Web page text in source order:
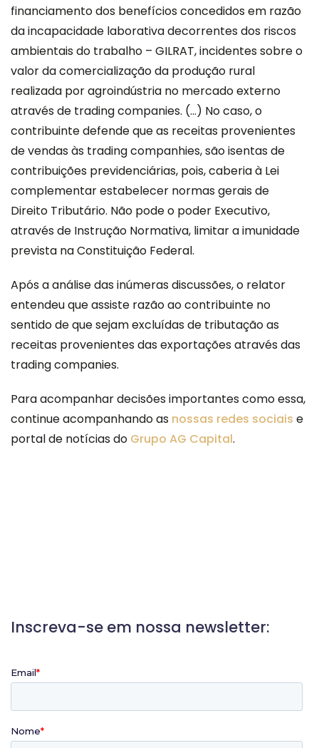
financiamento dos benefícios concedidos em razão
da incapacidade laborativa decorrentes dos riscos
ambientais do trabalho – GILRAT, incidentes sobre o
valor da comercialização da produção rural
realizada por agroindústria no mercado externo
através de trading companies. (...) No caso, o
contribuinte defende que as receitas provenientes
de vendas às trading companhies, são isentas de
contribuições previdenciárias, pois, caberia à Lei
complementar estabelecer normas gerais de
Direito Tributário. Não pode o poder Executivo,
através de Instrução Normativa, limitar a imunidade
prevista na Constituição Federal.
Após a análise das inúmeras discussões, o relator
entendeu que assiste razão ao contribuinte no
sentido de que sejam excluídas de tributação as
receitas provenientes das exportações através das
trading companies.
Para acompanhar decisões importantes como essa,
continue acompanhando as nossas redes sociais e
portal de notícias do Grupo AG Capital.
Inscreva-se em nossa newsletter: